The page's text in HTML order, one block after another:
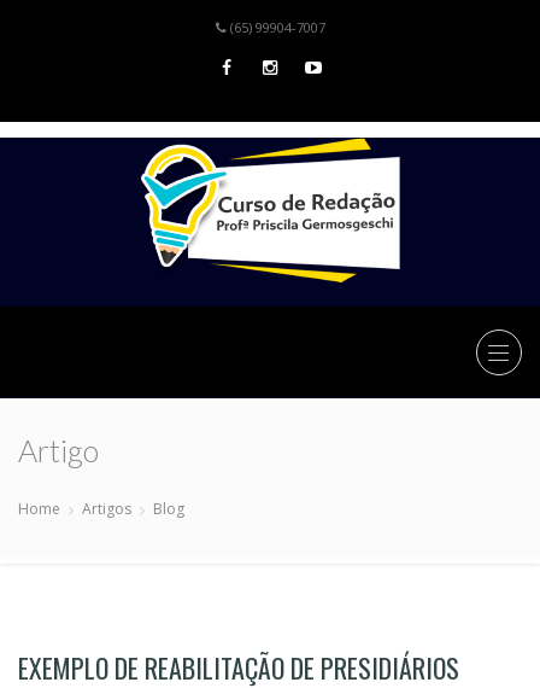
(65) 99904-7007
Artigo
Home Artigos Blog
EXEMPLO DE REABILITAÇÃO DE PRESIDIÁRIOS